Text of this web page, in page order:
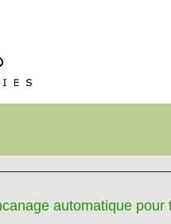
automatique pour